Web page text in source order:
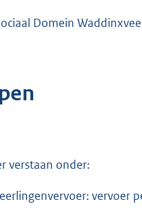
Domein
verstaan onder:
vervoer